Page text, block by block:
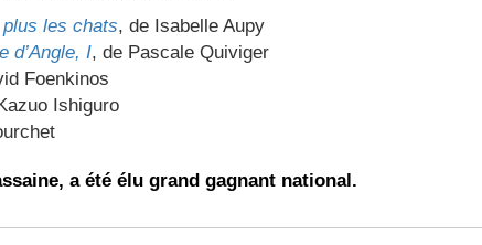
plus les chats, de Isabelle Aupy
d’Angle, I, de Pascale Quiviger
Foenkinos
Ishiguro
a été élu grand gagnant national.